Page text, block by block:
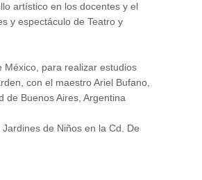
artístico en los docentes y el
y espectáculo de Teatro y
México, para realizar estudios
con el maestro Ariel Bufano,
de Buenos Aires, Argentina
de Niños en la Cd. De